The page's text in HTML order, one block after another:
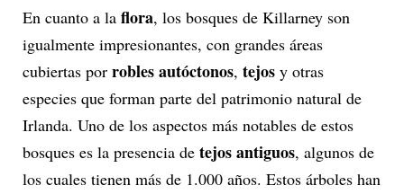
En cuanto a la flora, los bosques de Killarney son
igualmente impresionantes, con grandes áreas
cubiertas por robles autóctonos, tejos y otras
especies que forman parte del patrimonio natural de
Irlanda. Uno de los aspectos más notables de estos
bosques es la presencia de tejos antiguos, algunos de
los cuales tienen más de 1.000 años. Estos árboles han